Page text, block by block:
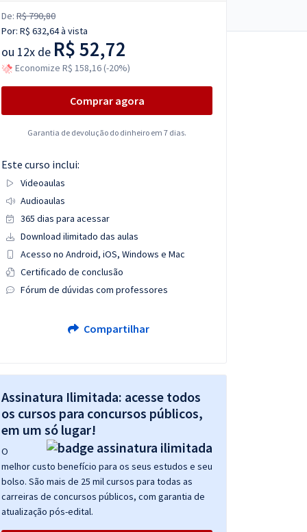
De: R$ 790,80
Por: R$ 632,64à vista
ou 12x de R$ 52,72
Economize R$ 158,16 (-20%)
Comprar agora
Garantia de devolução do dinheiro em 7 dias.
Este curso inclui:
Videoaulas
Audioaulas
365 dias para acessar
Download ilimitado das aulas
Acesso no Android, iOS, Windows e Mac
Certificado de conclusão
Fórum de dúvidas com professores
Compartilhar
Assinatura Ilimitada: acesse todos
os cursos para concursos públicos,
em um só lugar!
O
melhor custo benefício para os seus estudos e seu
bolso. São mais de 25 mil cursos para todas as
carreiras de concursos públicos, com garantia de
atualização pós-edital.